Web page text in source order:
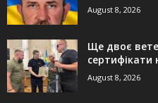
August 8, 2026
Ще двоє
August 8, 2026